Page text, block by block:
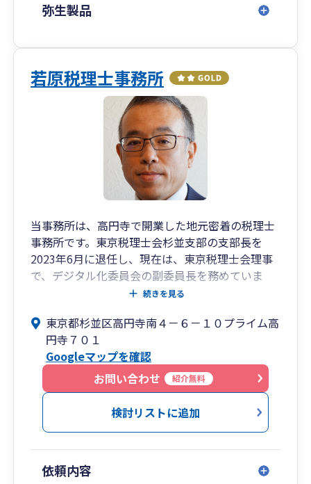
ております。
他の方法としましては、すべての資料をデータ化
してデジタル共有していただく方やエクセル記帳
まではご自身でされるので細かな帳票については
こちらでは把握しない方などがございます。一番
良い方法を面談にてお伺いさせていただければと
いに距離がある場合にはオンラインで対応できれ
ばと考えております。
それではよろしくお願いいたします。
弥生製品
若原税理士事務所
当事務所は、高円寺で開業した地元密着の税理士
事務所です。東京税理士会杉並支部の支部長を
2023年6月に退任し、現在は、東京税理士会理事
で、デジタル化委員会の副委員長を務めていま
す。クライアント様に最適な、経理業務の省力化
続きを見る
東京都杉並区高円寺南４－６－１０プライム高
円寺７０１
Googleマップを確認
お問い合わせ
紹介無料
検討リストに追加
依頼内容